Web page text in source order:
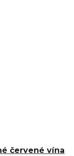
červené vína